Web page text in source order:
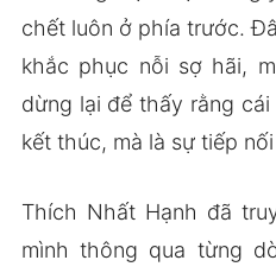
chết luôn ở phía trước.
khắc phục nỗi sợ hãi,
dừng lại để thấy rằng
kết thúc, mà là sự tiếp
Thích Nhất Hạnh đã
mình thông qua từng